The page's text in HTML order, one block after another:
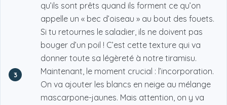
3
qu’ils sont prêts quand ils forment ce qu’on
appelle un « bec d’oiseau » au bout des fouets.
Si tu retournes le saladier, ils ne doivent pas
bouger d’un poil ! C’est cette texture qui va
donner toute sa légèreté à notre tiramisu.
Maintenant, le moment crucial : l’incorporation.
On va ajouter les blancs en neige au mélange
mascarpone-jaunes. Mais attention, on y va